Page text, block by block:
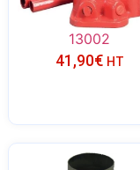
13002
41,90€ HT